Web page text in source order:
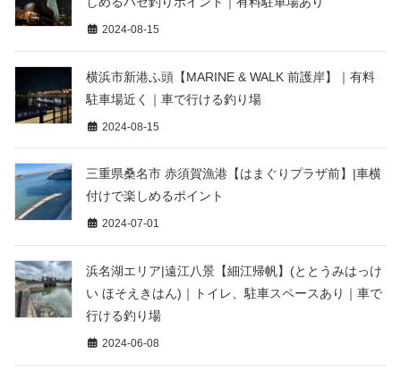
2024-08-15
横浜市新港ふ頭【MARINE & WALK 前護岸】｜有料
駐車場近く｜車で行ける釣り場
2024-08-15
三重県桑名市 赤須賀漁港【はまぐりプラザ前】|車横
付けで楽しめるポイント
2024-07-01
浜名湖エリア|遠江八景【細江帰帆】(ととうみはっけ
い ほそえきはん)｜トイレ、駐車スペースあり｜車で
行ける釣り場
2024-06-08